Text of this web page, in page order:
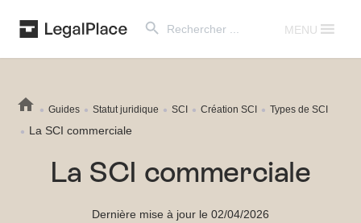
for:
MENU
Guides Statut juridique SCI Création SCI Types de SCI
La SCI commerciale
La SCI commerciale
Dernière mise à jour le 02/04/2026